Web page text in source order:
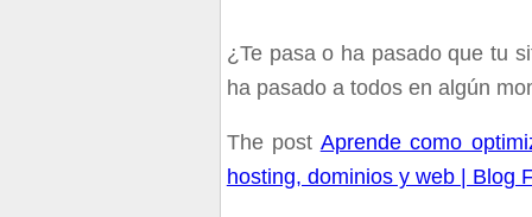
¿Te pasa o ha pasado que tu
ha pasado a todos en algún
The post Aprende como
hosting, dominios y web | Blog